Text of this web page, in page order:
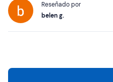
Reseñado por
belen g.